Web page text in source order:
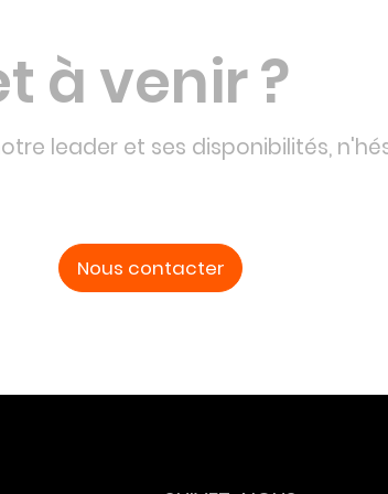
à venir ?
leader et ses disponibilités,
Nous contacter